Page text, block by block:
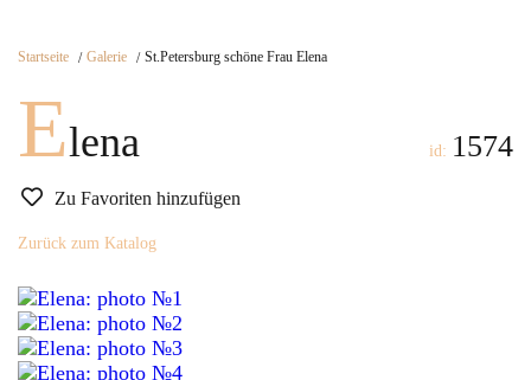
Startseite Galerie St.Petersburg schöne Frau Elena
Elena
Zu Favoriten hinzufügen
id: 1574
Zurück zum Katalog